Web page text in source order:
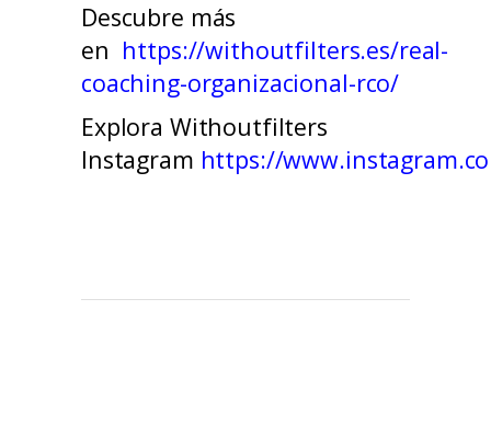
Descubre más
en https://withoutfilters.es/real-
coaching-organizacional-rco/
Explora Withoutfilters
Instagram https://